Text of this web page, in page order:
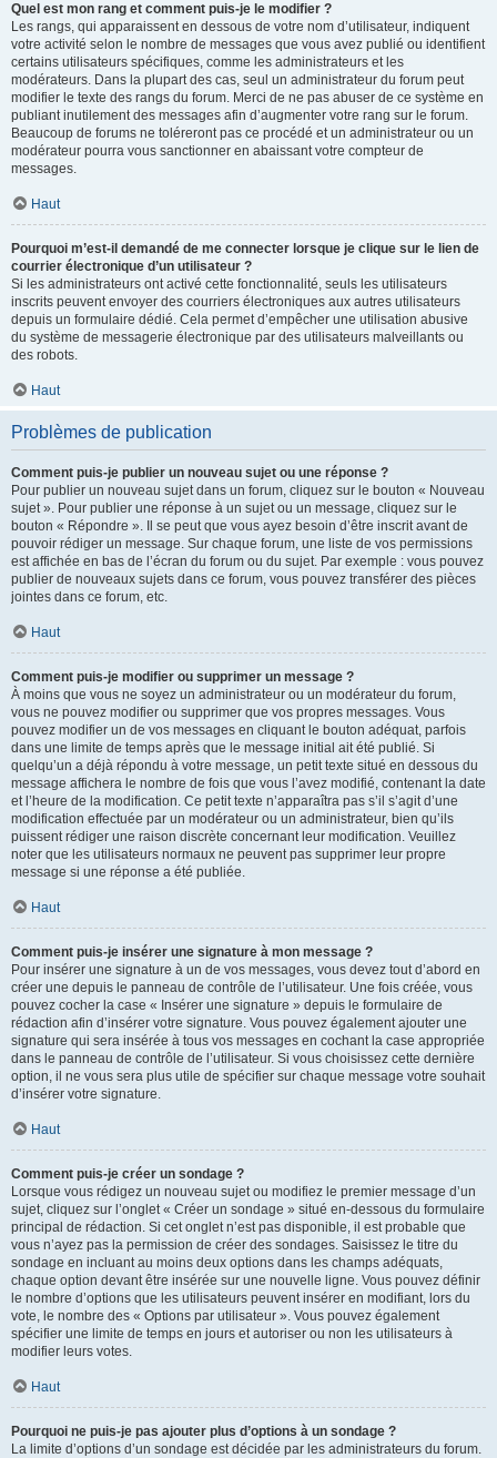
Quel est mon rang et comment puis-je le modifier ?
Les rangs, qui apparaissent en dessous de votre nom d’utilisateur, indiquent
votre activité selon le nombre de messages que vous avez publié ou identifient
certains utilisateurs spécifiques, comme les administrateurs et les
modérateurs. Dans la plupart des cas, seul un administrateur du forum peut
modifier le texte des rangs du forum. Merci de ne pas abuser de ce système en
publiant inutilement des messages afin d’augmenter votre rang sur le forum.
Beaucoup de forums ne toléreront pas ce procédé et un administrateur ou un
modérateur pourra vous sanctionner en abaissant votre compteur de
messages.
Haut
Pourquoi m’est-il demandé de me connecter lorsque je clique sur le lien de
courrier électronique d’un utilisateur ?
Si les administrateurs ont activé cette fonctionnalité, seuls les utilisateurs
inscrits peuvent envoyer des courriers électroniques aux autres utilisateurs
depuis un formulaire dédié. Cela permet d’empêcher une utilisation abusive
du système de messagerie électronique par des utilisateurs malveillants ou
des robots.
Haut
Problèmes de publication
Comment puis-je publier un nouveau sujet ou une réponse ?
Pour publier un nouveau sujet dans un forum, cliquez sur le bouton « Nouveau
sujet ». Pour publier une réponse à un sujet ou un message, cliquez sur le
bouton « Répondre ». Il se peut que vous ayez besoin d’être inscrit avant de
pouvoir rédiger un message. Sur chaque forum, une liste de vos permissions
est affichée en bas de l’écran du forum ou du sujet. Par exemple : vous pouvez
publier de nouveaux sujets dans ce forum, vous pouvez transférer des pièces
jointes dans ce forum, etc.
Haut
Comment puis-je modifier ou supprimer un message ?
À moins que vous ne soyez un administrateur ou un modérateur du forum,
vous ne pouvez modifier ou supprimer que vos propres messages. Vous
pouvez modifier un de vos messages en cliquant le bouton adéquat, parfois
dans une limite de temps après que le message initial ait été publié. Si
quelqu’un a déjà répondu à votre message, un petit texte situé en dessous du
message affichera le nombre de fois que vous l’avez modifié, contenant la date
et l’heure de la modification. Ce petit texte n’apparaîtra pas s’il s’agit d’une
modification effectuée par un modérateur ou un administrateur, bien qu’ils
puissent rédiger une raison discrète concernant leur modification. Veuillez
noter que les utilisateurs normaux ne peuvent pas supprimer leur propre
message si une réponse a été publiée.
Haut
Comment puis-je insérer une signature à mon message ?
Pour insérer une signature à un de vos messages, vous devez tout d’abord en
créer une depuis le panneau de contrôle de l’utilisateur. Une fois créée, vous
pouvez cocher la case « Insérer une signature » depuis le formulaire de
rédaction afin d’insérer votre signature. Vous pouvez également ajouter une
signature qui sera insérée à tous vos messages en cochant la case appropriée
dans le panneau de contrôle de l’utilisateur. Si vous choisissez cette dernière
option, il ne vous sera plus utile de spécifier sur chaque message votre souhait
d’insérer votre signature.
Haut
Comment puis-je créer un sondage ?
Lorsque vous rédigez un nouveau sujet ou modifiez le premier message d’un
sujet, cliquez sur l’onglet « Créer un sondage » situé en-dessous du formulaire
principal de rédaction. Si cet onglet n’est pas disponible, il est probable que
vous n’ayez pas la permission de créer des sondages. Saisissez le titre du
sondage en incluant au moins deux options dans les champs adéquats,
chaque option devant être insérée sur une nouvelle ligne. Vous pouvez définir
le nombre d’options que les utilisateurs peuvent insérer en modifiant, lors du
vote, le nombre des « Options par utilisateur ». Vous pouvez également
spécifier une limite de temps en jours et autoriser ou non les utilisateurs à
modifier leurs votes.
Haut
Pourquoi ne puis-je pas ajouter plus d’options à un sondage ?
La limite d’options d’un sondage est décidée par les administrateurs du forum.